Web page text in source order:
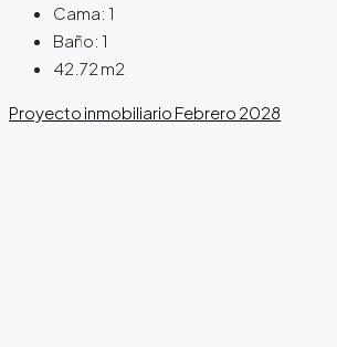
Cama: 1
Baño: 1
42.72 m2
Proyecto inmobiliario Febrero 2028